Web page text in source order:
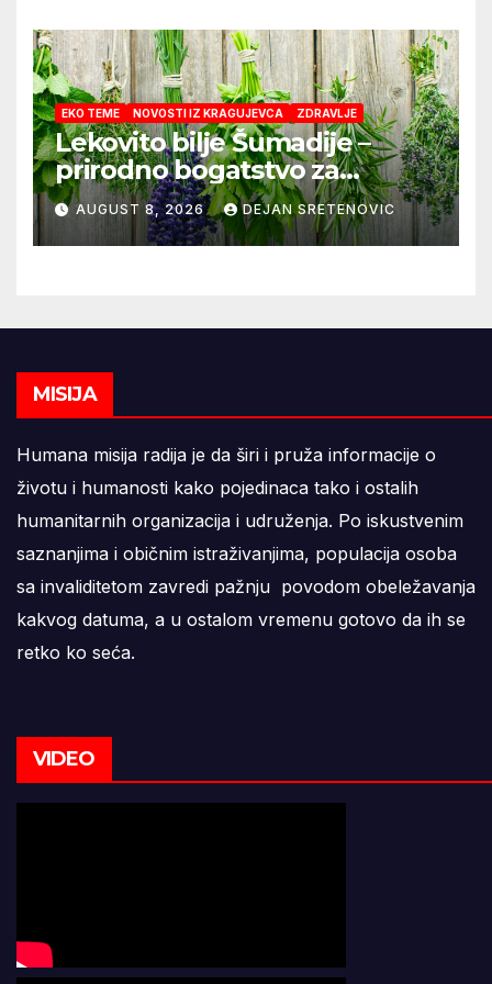
EKO TEME NOVOSTI IZ KRAGUJEVCA ZDRAVLJE
Lekovito bilje Šumadije –
prirodno bogatstvo za
zdravlje i domaće čajeve
AUGUST 8, 2026 DEJAN SRETENOVIC
MISIJA
Humana misija radija je da širi i pruža informacije o
životu i humanosti kako pojedinaca tako i ostalih
humanitarnih organizacija i udruženja. Po iskustvenim
saznanjima i običnim istraživanjima, populacija osoba
sa invaliditetom zavredi pažnju povodom obeležavanja
kakvog datuma, a u ostalom vremenu gotovo da ih se
retko ko seća.
VIDEO